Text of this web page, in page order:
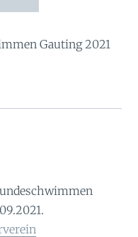
Gauting 2021